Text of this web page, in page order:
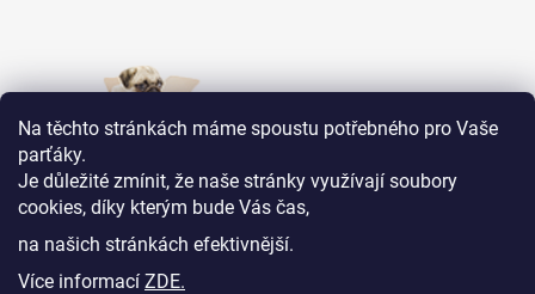
Na těchto stránkách máme spoustu potřebného pro Vaše
parťáky.
Je důležité zmínit, že naše stránky využívají soubory
cookies, díky kterým bude Vás čas,
na našich stránkách efektivnější.
Více informací ZDE.
Jsme na Facebooku